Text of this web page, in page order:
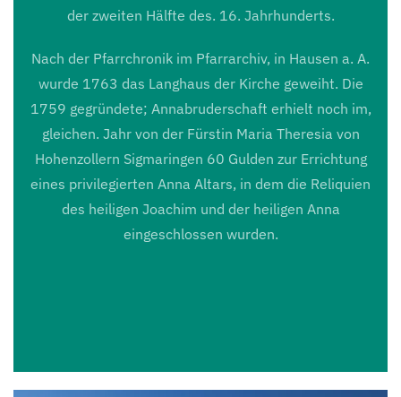
der zweiten Hälfte des. 16. Jahrhunderts.
Nach der Pfarrchronik im Pfarrarchiv, in Hausen a. A.
wurde 1763 das Langhaus der Kirche geweiht. Die
1759 gegründete; Annabruderschaft erhielt noch im,
gleichen. Jahr von der Fürstin Maria Theresia von
Hohenzollern Sigmaringen 60 Gulden zur Errichtung
eines privilegierten Anna Altars, in dem die Reliquien
des heiligen Joachim und der heiligen Anna
eingeschlossen wurden.